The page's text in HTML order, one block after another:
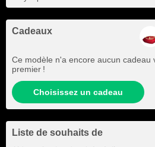
Cadeaux
Ce modèle n'a encore aucun cadeau
premier !
Choisissez un cadeau
Liste de souhaits de